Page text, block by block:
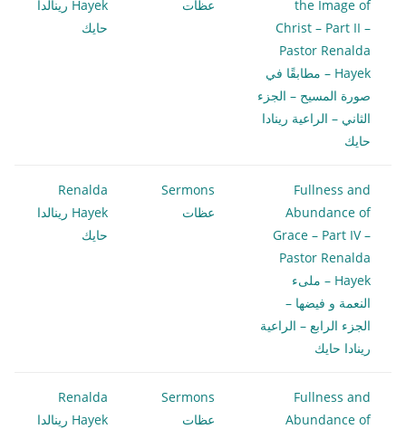
the Image of
Christ – Part II –
Pastor Renalda
Hayek – مطابقًا في
صورة المسيح – الجزء
الثاني – الراعية رينادا
حايك
عظات
Hayek رينالدا
حايك
Fullness and
Abundance of
Grace – Part IV –
Pastor Renalda
Hayek – ملىء
النعمة و فيضها –
الجزء الرابع – الراعية
رينادا حايك
Sermons
عظات
Renalda
Hayek رينالدا
حايك
Fullness and
Abundance of
Sermons
عظات
Renalda
Hayek رينالدا